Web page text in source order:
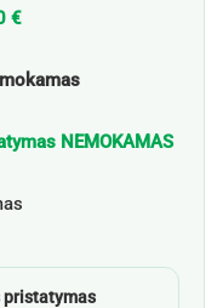
€
NEMOKAMAS
pristatymas